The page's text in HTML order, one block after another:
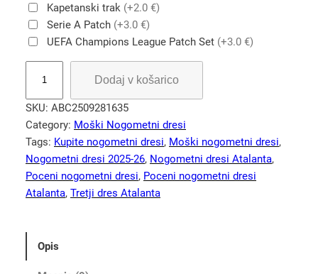
Kapetanski trak (+2.0 €)
Serie A Patch (+3.0 €)
UEFA Champions League Patch Set (+3.0 €)
a
l
a
n
t
a
Dodaj v košarico
SKU: ABC2509281635
Category: Moški Nogometni dresi
Tags: Kupite nogometni dresi, Moški nogometni dresi
Nogometni dresi 2025-26, Nogometni dresi Atalanta
Poceni nogometni dresi, Poceni nogometni dresi
Atalanta, Tretji dres Atalanta
Opis